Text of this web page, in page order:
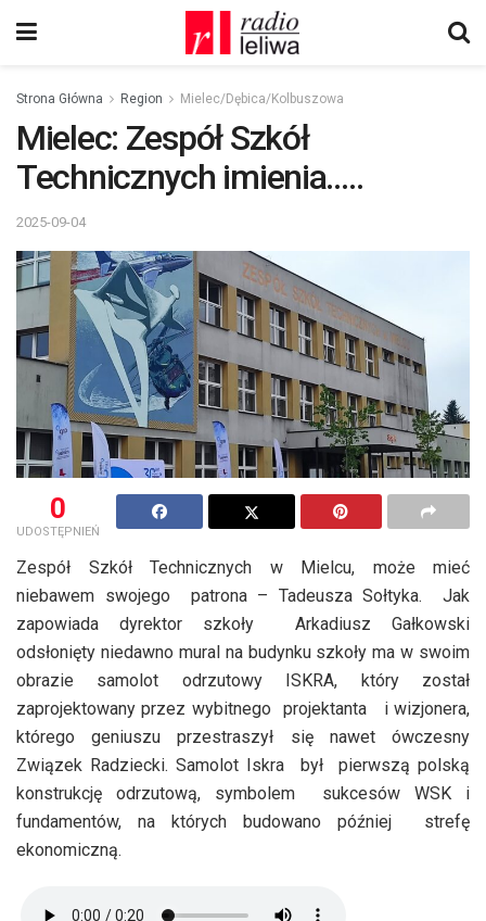
Strona Główna Region Mielec/Dębica/Kolbuszowa
Mielec: Zespół Szkół
Technicznych imienia…..
2025-09-04
0
UDOSTĘPNIEŃ
Zespół Szkół Technicznych w Mielcu, może mieć
niebawem swojego patrona – Tadeusza Sołtyka. Jak
zapowiada dyrektor szkoły Arkadiusz Gałkowski
odsłonięty niedawno mural na budynku szkoły ma w swoim
obrazie samolot odrzutowy ISKRA, który został
zaprojektowany przez wybitnego projektanta i wizjonera,
którego geniuszu przestraszył się nawet ówczesny
Związek Radziecki. Samolot Iskra był pierwszą polską
konstrukcję odrzutową, symbolem sukcesów WSK i
fundamentów, na których budowano później strefę
ekonomiczną.